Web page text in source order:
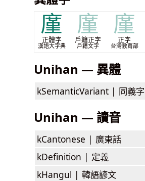
廑
正體字
漢語大字典
廑
戶籍正字
戶籍文字
廑
正字
台灣教育部
Unihan — 異體
kSemanticVariant | 同義字
Unihan — 讀音
kCantonese | 廣東話
kDefinition | 定義
kHangul | 韓語諺文